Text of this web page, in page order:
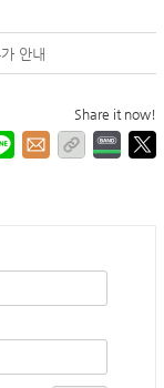
안내
Share it now!